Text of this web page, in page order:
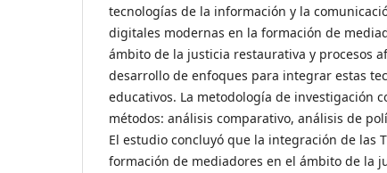
tecnologías de la información y la
digitales modernas en la formación de
ámbito de la justicia restaurativa y procesos
desarrollo de enfoques para integrar estas
educativos. La metodología de investigación
métodos: análisis comparativo, análisis de
El estudio concluyó que la integración de las
formación de mediadores en el ámbito de la